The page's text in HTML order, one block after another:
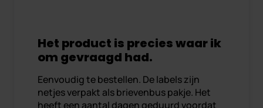
Het product is precies waar ik
om gevraagd had.
Eenvoudig te bestellen. De labels zijn
netjes verpakt als brievenbus pakje. Het
heeft een aantal dagen geduurd voordat